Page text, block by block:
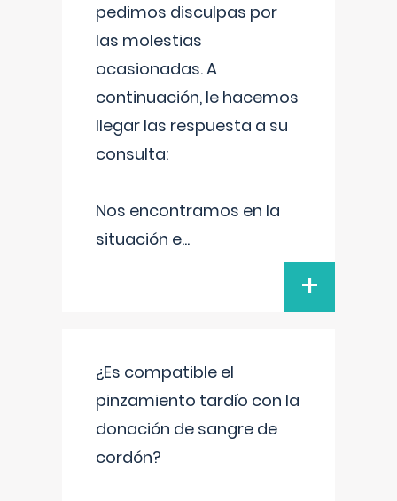
pedimos disculpas por
las molestias
ocasionadas. A
continuación, le hacemos
llegar las respuesta a su
consulta:
Nos encontramos en la
situación e...
+
¿Es compatible el
pinzamiento tardío con la
donación de sangre de
cordón?